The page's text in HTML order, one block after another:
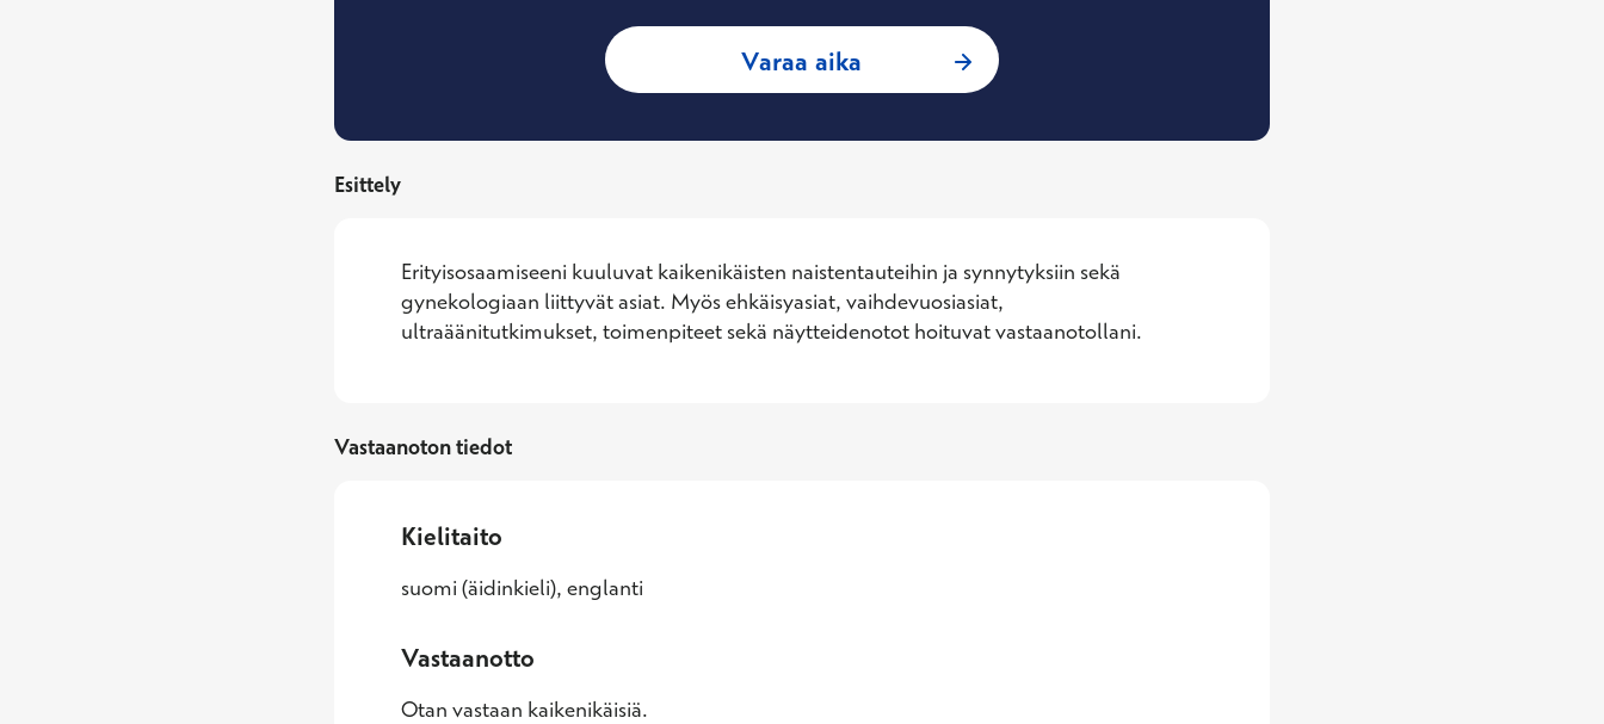
Varaa aika : Marjut Liukkonen, Naistentautien ja synnytysten erikoislääkäri
Esittely
Erityisosaamiseeni kuuluvat kaikenikäisten naistentauteihin ja synnytyksiin sekä
gynekologiaan liittyvät asiat. Myös ehkäisyasiat, vaihdevuosiasiat,
ultraäänitutkimukset, toimenpiteet sekä näytteidenotot hoituvat vastaanotollani.
Vastaanoton tiedot
Kielitaito
suomi (äidinkieli), englanti
Vastaanotto
Otan vastaan kaikenikäisiä.